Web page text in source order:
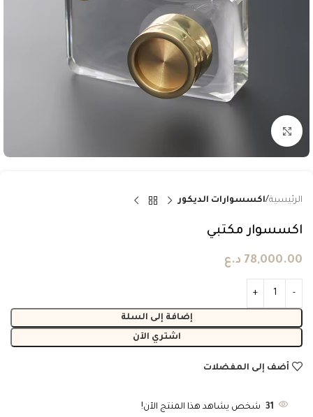
انقر للتكبير
الرئيسية اكسسوارات الديكور
اكسسوار مكتبي
78,000.00 د.ع
إضافة إلى السلة
اشتري الآن
أضف إلى المفضلات
31 شخص يشاهد هذا المنتج الآن!